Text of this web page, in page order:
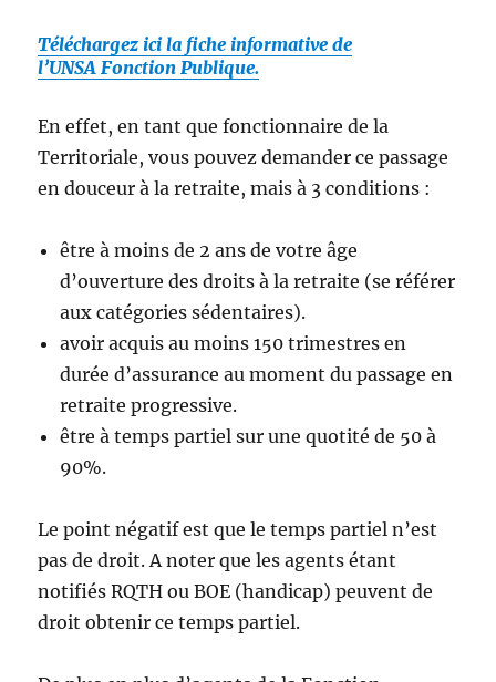
Téléchargez ici la fiche informative de
l’UNSA Fonction Publique.
En effet, en tant que fonctionnaire de la
Territoriale, vous pouvez demander ce passage
en douceur à la retraite, mais à 3 conditions :
être à moins de 2 ans de votre âge
d’ouverture des droits à la retraite (se référer
aux catégories sédentaires).
avoir acquis au moins 150 trimestres en
durée d’assurance au moment du passage en
retraite progressive.
être à temps partiel sur une quotité de 50 à
90%.
Le point négatif est que le temps partiel n’est
pas de droit. A noter que les agents étant
notifiésRQTH ouBOE (handicap) peuvent de
droit obtenir ce temps partiel.